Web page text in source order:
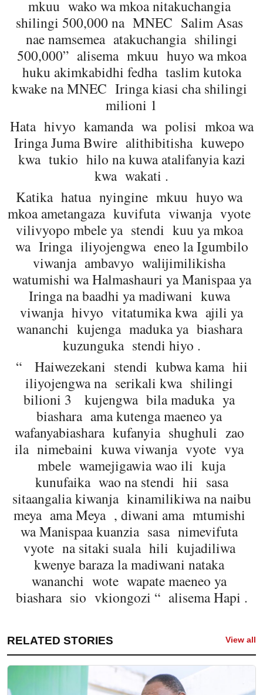
mkuu wako wa mkoa nitakuchangia
shilingi 500,000 na MNEC Salim Asas
nae namsemea atakuchangia shilingi
500,000” alisema mkuu huyo wa mkoa
huku akimkabidhi fedha taslim kutoka
kwake na MNEC Iringa kiasi cha shilingi
milioni 1
Hata hivyo kamanda wa polisi mkoa wa
Iringa Juma Bwire alithibitisha kuwepo
kwa tukio hilo na kuwa atalifanyia kazi
kwa wakati .
Katika hatua nyingine mkuu huyo wa
mkoa ametangaza kuvifuta viwanja vyote
vilivyopo mbele ya stendi kuu ya mkoa
wa Iringa iliyojengwa eneo la Igumbilo
viwanja ambavyo walijimilikisha
watumishi wa Halmashauri ya Manispaa ya
Iringa na baadhi ya madiwani kuwa
viwanja hivyo vitatumika kwa ajili ya
wananchi kujenga maduka ya biashara
kuzunguka stendi hiyo .
“ Haiwezekani stendi kubwa kama hii
iliyojengwa na serikali kwa shilingi
bilioni 3 kujengwa bila maduka ya
biashara ama kutenga maeneo ya
wafanyabiashara kufanyia shughuli zao
ila nimebaini kuwa viwanja vyote vya
mbele wamejigawia wao ili kuja
kunufaika wao na stendi hii sasa
sitaangalia kiwanja kinamilikiwa na naibu
meya ama Meya , diwani ama mtumishi
wa Manispaa kuanzia sasa nimevifuta
vyote na sitaki suala hili kujadiliwa
kwenye baraza la madiwani nataka
wananchi wote wapate maeneo ya
biashara sio vkiongozi “ alisema Hapi .
RELATED STORIES View all